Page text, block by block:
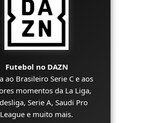
Futebol no DAZN
ao Brasileiro Serie C e aos
momentos da La Liga,
Serie A, Saudi Pro
League e muito mais.